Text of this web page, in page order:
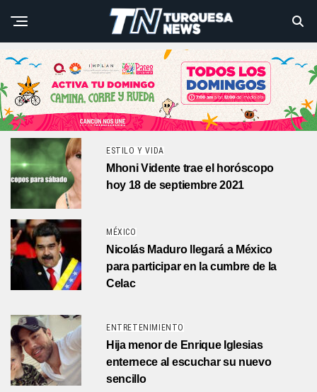
ESTILO Y VIDA
Mhoni Vidente trae el horóscopo
hoy 18 de septiembre 2021
MÉXICO
Nicolás Maduro llegará a México
para participar en la cumbre de la
Celac
ENTRETENIMIENTO
Hija menor de Enrique Iglesias
enternece al escuchar su nuevo
sencillo